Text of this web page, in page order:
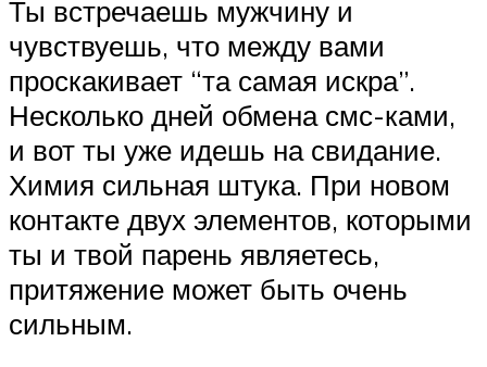
Ты встречаешь мужчину и
чувствуешь, что между вами
проскакивает “та самая искра”.
Несколько дней обмена смс-ками,
и вот ты уже идешь на свидание.
Химия сильная штука. При новом
контакте двух элементов, которыми
ты и твой парень являетесь,
притяжение может быть очень
сильным.